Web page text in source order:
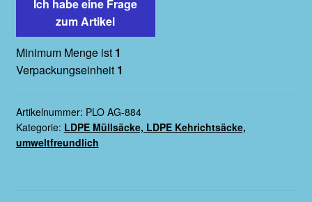
grün
Stk
Menge
Ich habe eine Frage
zum Artikel
Minimum Menge ist 1
Verpackungseinheit 1
Artikelnummer: PLO AG-884
Kategorie: LDPE Müllsäcke, LDPE Kehrichtsäcke,
umweltfreundlich